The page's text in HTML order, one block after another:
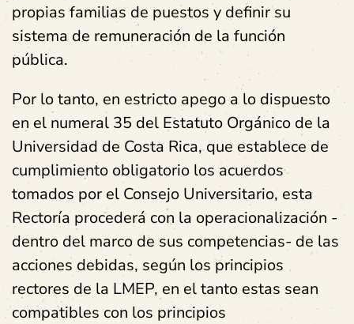
propias familias de puestos y definir su
sistema de remuneración de la función
pública.
Por lo tanto, en estricto apego a lo dispuesto
en el numeral 35 del Estatuto Orgánico de la
Universidad de Costa Rica, que establece de
cumplimiento obligatorio los acuerdos
tomados por el Consejo Universitario, esta
Rectoría procederá con la operacionalización -
dentro del marco de sus competencias- de las
acciones debidas, según los principios
rectores de la LMEP, en el tanto estas sean
compatibles con los principios